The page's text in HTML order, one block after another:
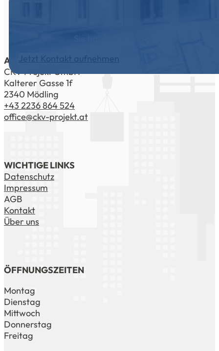
ADRESSE
CKV Projekt GmbH
Kalterer Gasse 1f
2340 Mödling
+43 2236 864 524
office@ckv-projekt.at
WICHTIGE LINKS
Datenschutz
Impressum
AGB
Kontakt
Über uns
ÖFFNUNGSZEITEN
Montag
Dienstag
Mittwoch
Donnerstag
Freitag